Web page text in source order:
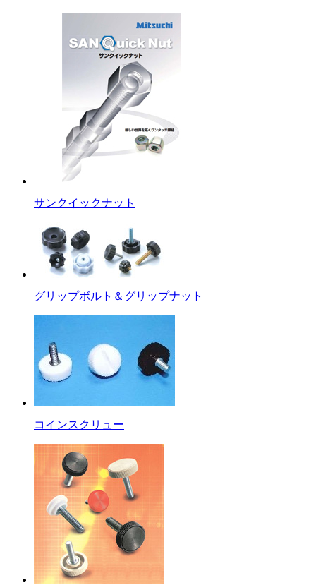
サンクイックナット
グリップボルト＆グリップナット
コインスクリュー